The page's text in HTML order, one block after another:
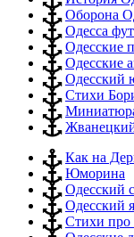
Оборона
Одесса
Одесские
Одесские
Одесский
Стихи
Как на
Юморина
Одесский
Одесский
Стихи про